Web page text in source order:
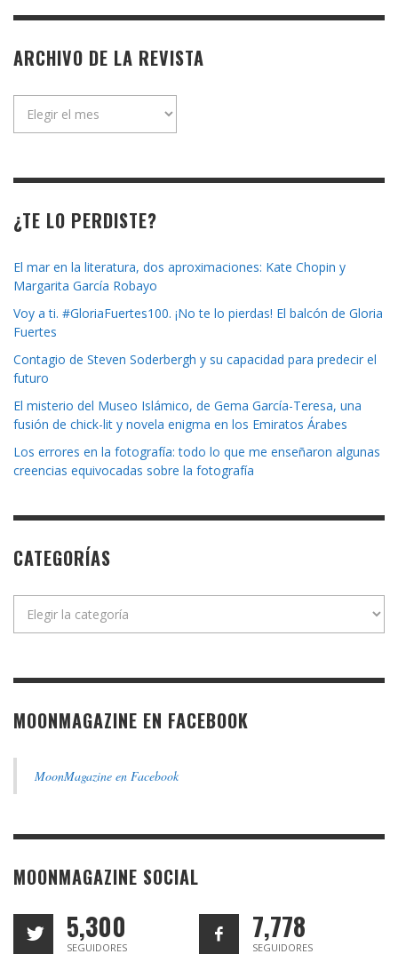
ARCHIVO DE LA REVISTA
¿TE LO PERDISTE?
El mar en la literatura, dos aproximaciones: Kate Chopin y
Margarita García Robayo
Voy a ti. #GloriaFuertes100. ¡No te lo pierdas! El balcón de Gloria
Fuertes
Contagio de Steven Soderbergh y su capacidad para predecir el
futuro
El misterio del Museo Islámico, de Gema García-Teresa, una
fusión de chick-lit y novela enigma en los Emiratos Árabes
Los errores en la fotografía: todo lo que me enseñaron algunas
creencias equivocadas sobre la fotografía
CATEGORÍAS
MOONMAGAZINE EN FACEBOOK
MoonMagazine en Facebook
MOONMAGAZINE SOCIAL
5,300
SEGUIDORES
7,778
SEGUIDORES